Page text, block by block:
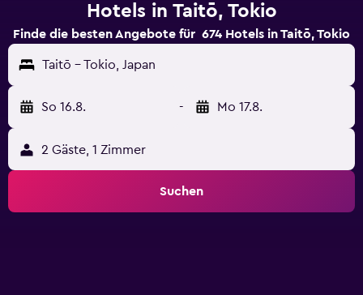
Hotels in Taitō, Tokio
Finde die besten Angebote für 674 Hotels in Taitō, Tokio
Taitō - Tokio, Japan
So 16.8. - Mo 17.8.
2 Gäste, 1 Zimmer
Suchen